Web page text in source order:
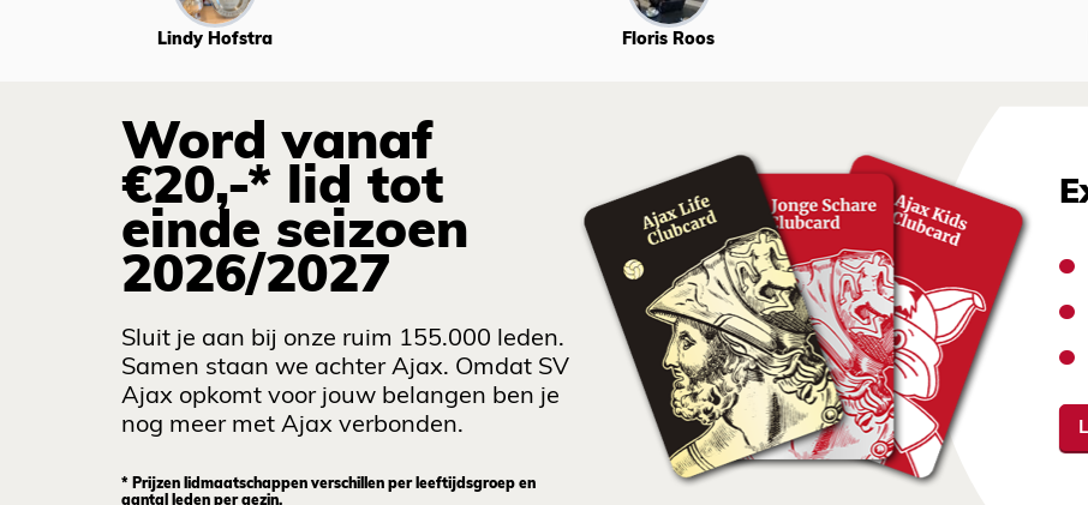
Lindy Hofstra Floris Roos
Word vanaf
€20,-* lid tot
einde seizoen
2026/2027
Sluit je aan bij onze ruim 155.000 leden.
Samen staan we achter Ajax. Omdat SV
Ajax opkomt voor jouw belangen ben je
nog meer met Ajax verbonden.
* Prijzen lidmaatschappen verschillen per leeftijdsgroep en
aantal leden per gezin.